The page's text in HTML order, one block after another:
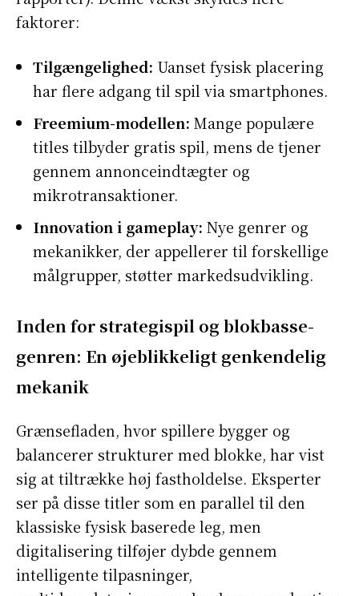
faktorer:
Tilgængelighed: Uanset fysisk placering
har flere adgang til spil via smartphones.
Freemium-modellen: Mange populære
titles tilbyder gratis spil, mens de tjener
gennem annonceindtægter og
mikrotransaktioner.
Innovation i gameplay: Nye genrer og
mekanikker, der appellerer til forskellige
målgrupper, støtter markedsudvikling.
Inden for strategispil og blokbasse-
genren: En øjeblikkeligt genkendelig
mekanik
Grænsefladen, hvor spillere bygger og
balancerer strukturer med blokke, har vist
sig at tiltrække høj fastholdelse. Eksperter
ser på disse titler som en parallel til den
klassiske fysisk baserede leg, men
digitalisering tilføjer dybde gennem
intelligente tilpasninger,